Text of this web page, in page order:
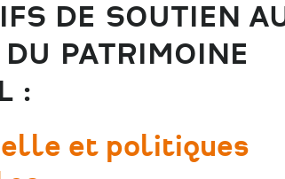
DE SOUTIEN
PATRIMOINE
:
et politiques